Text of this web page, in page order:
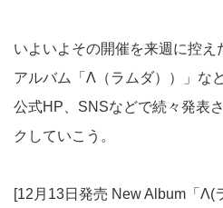
いよいよその開催を来週に控
アルバム「Λ（ラムダ））」な
公式HP、SNSなどで続々発表
クしていこう。
[12月13日発売 New Album「Λ(